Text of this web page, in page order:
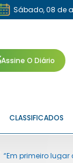
Sábado, 08 de
Assine O Diário
CLASSIFICADOS
“Em primeiro